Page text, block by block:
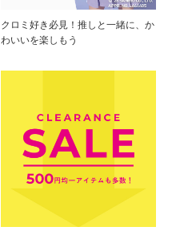
クロミ好き必見！推しと一緒に、か
わいいを楽しもう